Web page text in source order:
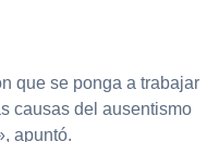
que se ponga a trabajar
causas del ausentismo
apuntó.